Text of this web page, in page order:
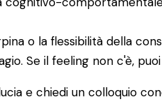
o la flessibilità della
Se il feeling non c'è,
e chiedi un colloquio